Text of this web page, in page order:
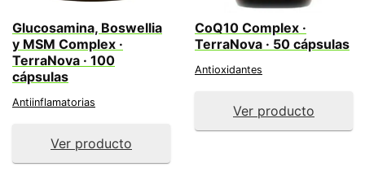
Glucosamina, Boswellia
y MSM Complex ·
TerraNova · 100
cápsulas
Antiinflamatorias
Ver producto
CoQ10 Complex ·
TerraNova · 50 cápsulas
Antioxidantes
Ver producto